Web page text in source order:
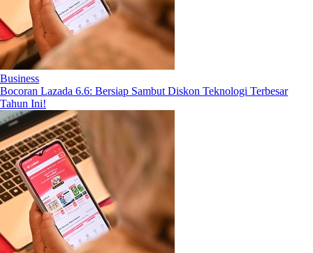
Business
Bocoran Lazada 6.6: Bersiap Sambut Diskon Teknologi Terbesar
Tahun Ini!